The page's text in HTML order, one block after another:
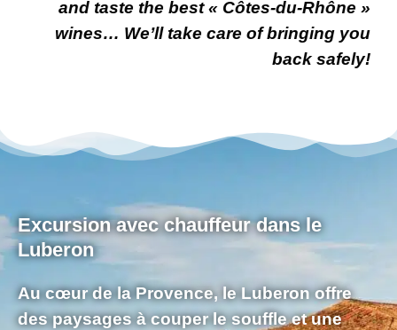
and taste the best« Côtes-du-Rhône »
wines… We’ll take care ofbringing you
back safely!
Excursion avec chauffeur dans le
Luberon
Aucœur de la Provence, le Luberon offre
des paysages à couper le souffle et une